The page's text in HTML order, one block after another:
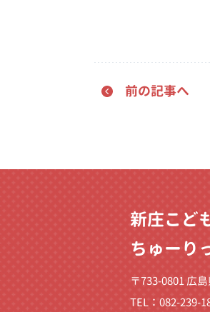
前の記事へ
新庄こど
ちゅーり
〒733-0801 広
TEL：082-239-